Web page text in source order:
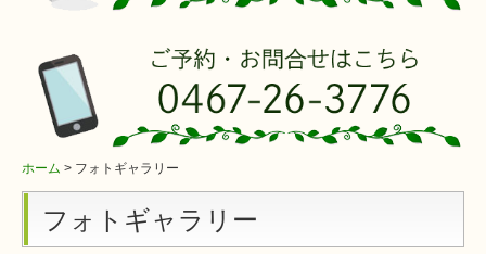
営業時間・アクセス
フォトギャラリー
ホーム フォトギャラリー
フォトギャラリー